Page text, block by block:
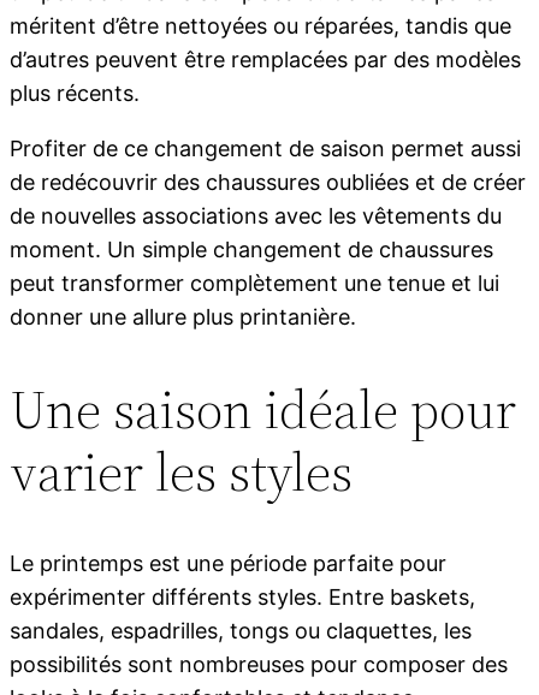
méritent d’être nettoyées ou réparées, tandis que
d’autres peuvent être remplacées par des modèles
plus récents.
Profiter de ce changement de saison permet aussi
de redécouvrir des chaussures oubliées et de créer
de nouvelles associations avec les vêtements du
moment. Un simple changement de chaussures
peut transformer complètement une tenue et lui
donner une allure plus printanière.
Une saison idéale pour
varier les styles
Le printemps est une période parfaite pour
expérimenter différents styles. Entre baskets,
sandales, espadrilles, tongs ou claquettes, les
possibilités sont nombreuses pour composer des